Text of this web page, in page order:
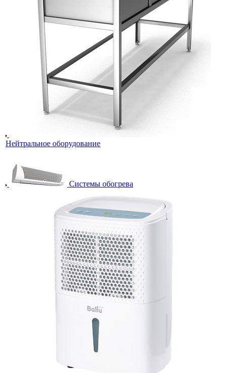
Нейтральное оборудование
Системы обогрева